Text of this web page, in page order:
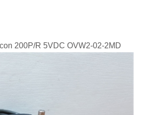
200P/R 5VDC OVW2-02-2MD